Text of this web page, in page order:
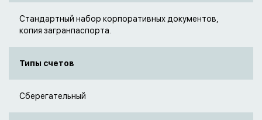
Стандартный набор корпоративных документов,
копия загранпаспорта.
Типы счетов
Сберегательный